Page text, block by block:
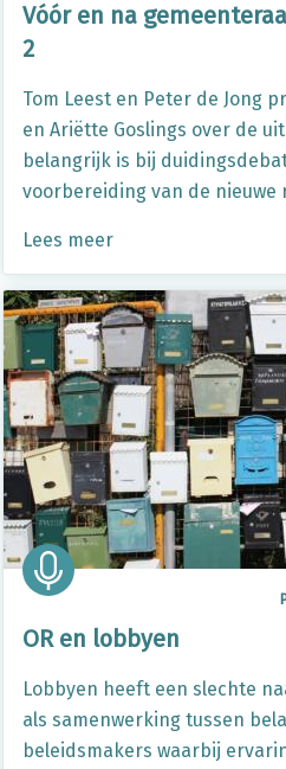
Vóór en na
2
Tom Leest en Peter de Jong
en Ariëtte Goslings over de
belangrijk is bij
voorbereiding van de nieuwe
Lees meer
OR en lobbyen
Lobbyen heeft een slechte
als samenwerking tussen
beleidsmakers waarbij